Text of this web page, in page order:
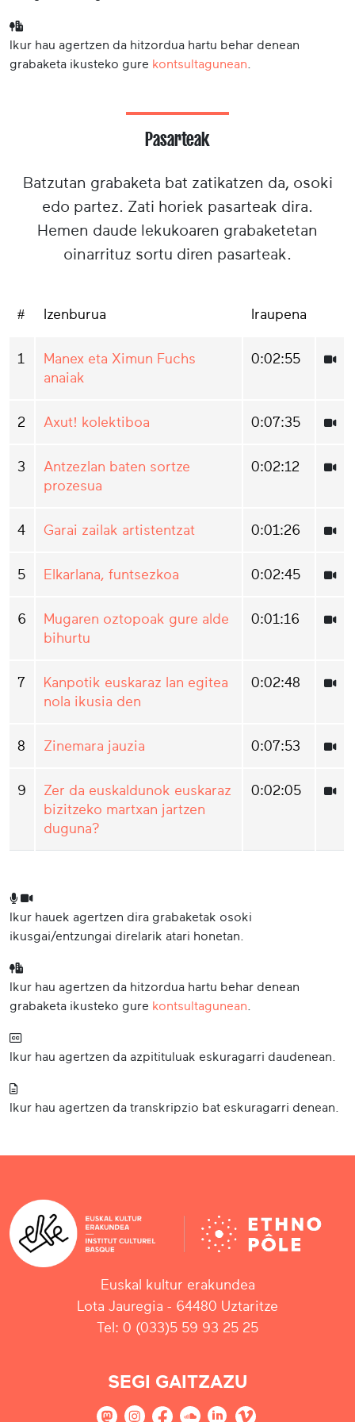
Ikur hau agertzen da hitzordua hartu behar denean
grabaketa ikusteko gure kontsultagunean
Pasarteak
Batzutan grabaketa bat zatikatzen da, osoki
edo partez. Zati horiek pasarteak dira.
Hemen daude lekukoaren grabaketetan
oinarrituz sortu diren pasarteak.
# Izenburua Iraupena
1
Manex eta Ximun Fuchs
anaiak
0:02:55
2 Axut! kolektiboa 0:07:35
3
Antzezlan baten sortze
prozesua
0:02:12
4 Garai zailak artistentzat 0:01:26
5 Elkarlana, funtsezkoa 0:02:45
6
Mugaren oztopoak gure alde
bihurtu
0:01:16
7
Kanpotik euskaraz lan egitea
nola ikusia den
0:02:48
8 Zinemara jauzia 0:07:53
9
Zer da euskaldunok euskaraz
bizitzeko martxan jartzen
duguna?
0:02:05
Ikur hauek agertzen dira grabaketak osoki
ikusgai/entzungai direlarik atari honetan.
Ikur hau agertzen da hitzordua hartu behar denean
grabaketa ikusteko gure kontsultagunean
Ikur hau agertzen da azpitituluak eskuragarri daudenean.
Ikur hau agertzen da transkripzio bat eskuragarri denean.
Euskal kultur erakundea
Lota Jauregia - 64480 Uztaritze
Tel: 0 (033)5 59 93 25 25
SEGI GAITZAZU